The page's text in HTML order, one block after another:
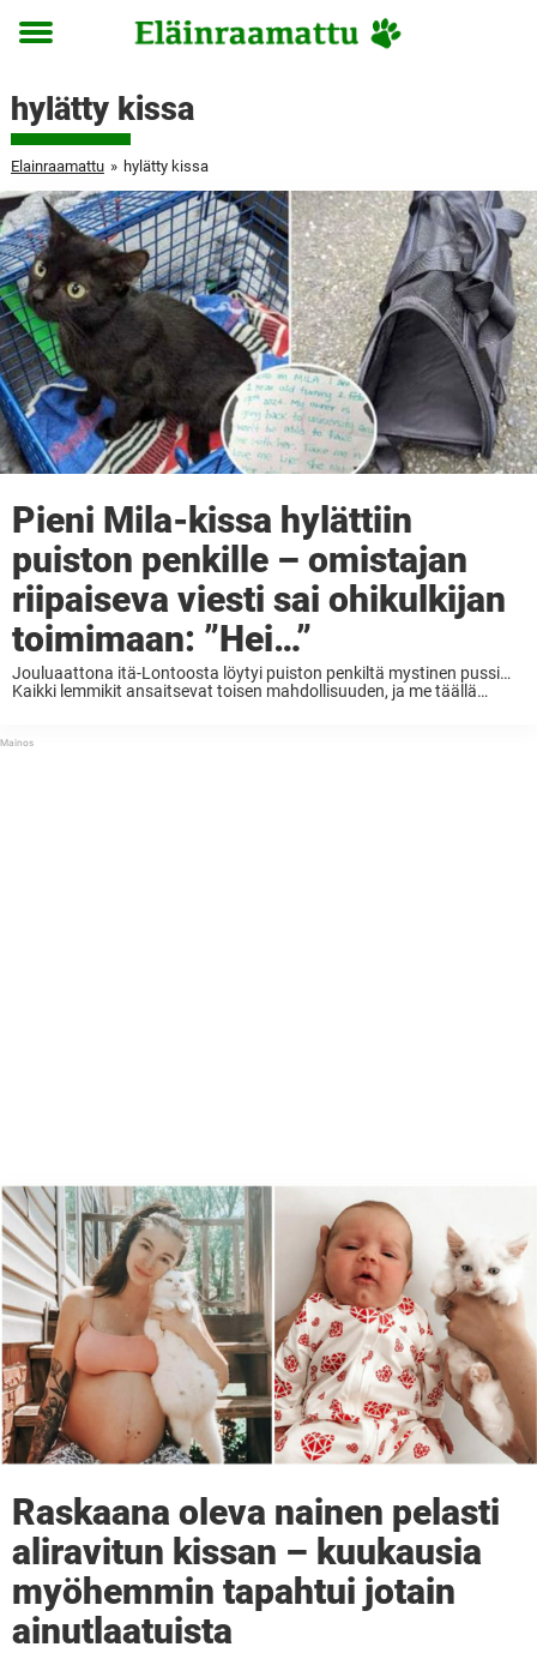
Toggle
hylätty kissa
Elainraamattu » hylätty kissa
Pieni Mila-kissa hylättiin
puiston penkille – omistajan
riipaiseva viesti sai ohikulkijan
toimimaan: ”Hei…”
Jouluaattona itä-Lontoosta löytyi puiston penkiltä mystinen pussi…
Kaikki lemmikit ansaitsevat toisen mahdollisuuden, ja me täällä
kissoista ja koirista, joilla ei ...
Raskaana oleva nainen pelasti
aliravitun kissan – kuukausia
myöhemmin tapahtui jotain
ainutlaatuista